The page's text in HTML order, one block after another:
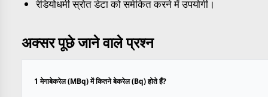
रेडियोधर्मी स्रोत डेटा को समेकित करने में उपयोगी।
अक्सर पूछे जाने वाले प्रश्न
1 मेगाबेकरेल (MBq) में कितने बेकरेल (Bq) होते हैं?